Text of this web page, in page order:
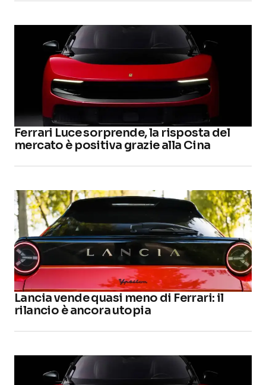
Ferrari Luce sorprende, la risposta del
mercato è positiva grazie alla Cina
Lancia vende quasi meno di Ferrari: il
rilancio è ancora utopia